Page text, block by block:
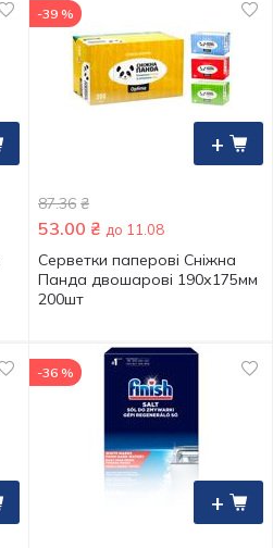
+
-39 %
87.36 ₴
53.00 ₴ до 11.08
Серветки паперові Сніжна
Панда двошарові 190х175мм
200шт
+
-36 %